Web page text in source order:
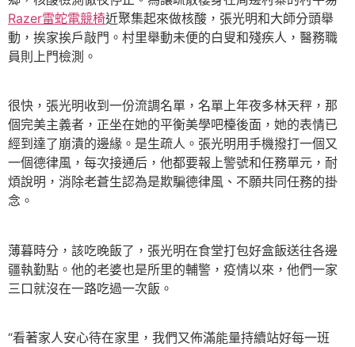
Razer雷蛇電競椅近聚集起來做核酸，張光明和大師分頭舉
動，挨家挨戶敲門。村里舉動未便的白叟和殘疾人，醫務職
員則上門檢測。
很快，張光明收到一份流調名單，名單上年夜多林天秤，那
個完美主義者，正坐在她的平衡美學吧檯後面，她的表情已
經到達了崩潰的邊緣。是生疏人。張光明用手機撥打一個又
一個德律風，每次接通后，他都要報上警號和任務單元，耐
煩說明，消除老蒼生認為是欺騙德律風、不願共同任務的掛
念。
薄暮時分，該吃晚飯了，張光明在食堂打包好盒飯送往各邊
疆執勤點。他的老婆也是所里的輔警，疫情以來，他們一家
三口就沒在一路吃過一次飯。
“看著家人安心待在家里，我們又佈滿能量持續站好每一班